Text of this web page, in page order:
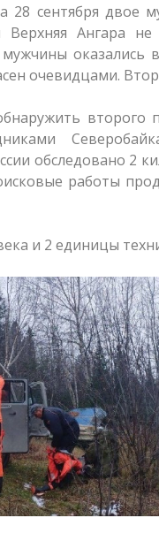
сентября двое
Ангара
оказались
очевидцами.
второго
обследовано 2
работы
и 2 единицы